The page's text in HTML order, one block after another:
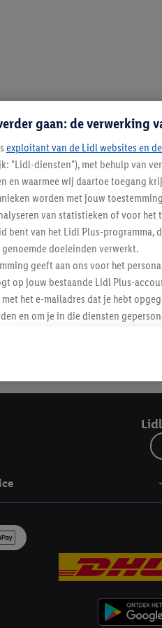
gaan: de verwerking
exploitant van de Lidl websites en
"Lidl-diensten"), met behulp van
en waarmee wij daartoe toegang
worden met jouw
van statistieken of voor
bent van het Lidl Plus-
doeleinden verwerkt.
geeft aan ons voor het
op jouw bestaande Lidl Plus-
het e-mailadres dat je hebt
en om je in die diensten
geeft, dan kunnen
getoond (bijvoorbeeld door het
weergegeven, als verschillende
eventuele andere identifiers of met
je instemt. Verder kan je er
"Weigeren", kies je voor de optie
te klikken, stem je in met alle
van de gegevens en
privacyverklaring.Je vindt de
wij inzetten.